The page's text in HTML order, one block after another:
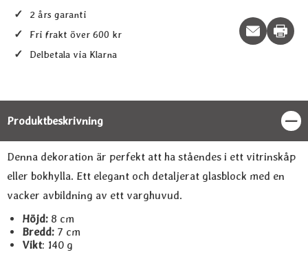
✓ 2 års garanti
✓ Fri frakt över 600 kr
✓ Delbetala via Klarna
Print
Produktbeskrivning
Produktbeskrivning
Denna dekoration är perfekt att ha ståendes i ett vitrinskåp
eller bokhylla. Ett elegant och detaljerat glasblock med en
vacker avbildning av ett varghuvud.
Höjd: 8 cm
Bredd: 7 cm
Vikt: 140 g